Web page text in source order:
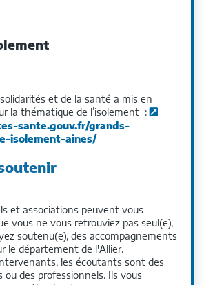
et de la santé a mis en
la thématique de l’isolement :
sante.gouv.fr/grands-
isolement-aines/
et associations peuvent vous
vous ne vous retrouviez pas seul(e),
soutenu(e), des accompagnements
le département de l'Allier.
les écoutants sont des
ou des professionnels. Ils vous